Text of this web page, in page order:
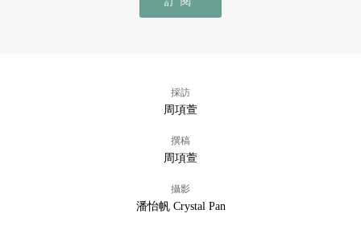
採訪
周項萱
撰稿
周項萱
攝影
潘怡帆 Crystal Pan